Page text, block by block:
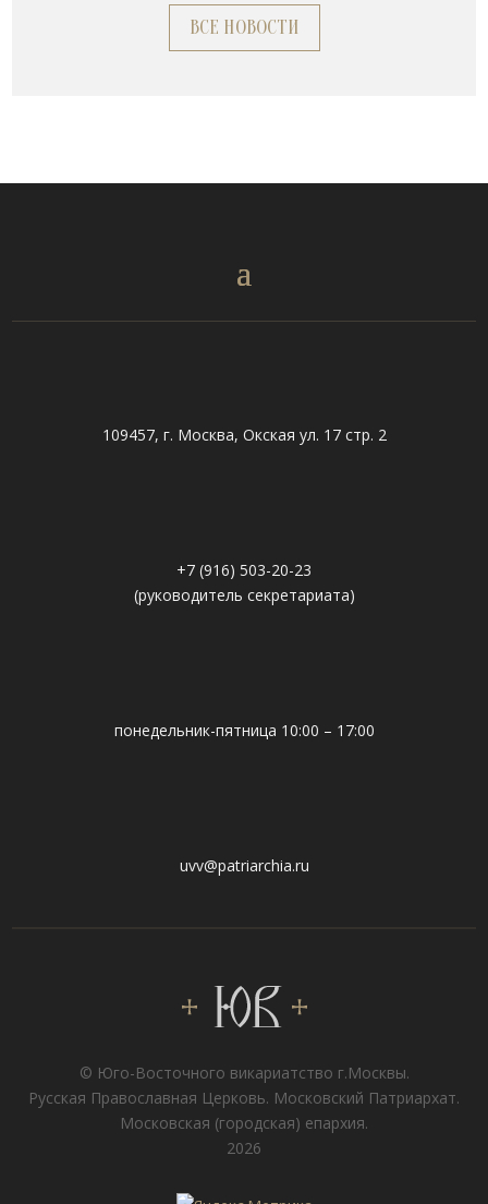
ВСЕ НОВОСТИ
109457, г. Москва, Окская ул. 17 стр. 2
+7 (916) 503-20-23
(руководитель секретариата)
понедельник-пятница 10:00 – 17:00
uvv@patriarchia.ru
© Юго-Восточного викариатствo г.Москвы.
Русская Православная Церковь. Московский Патриархат.
Московская (городская) епархия.
2026